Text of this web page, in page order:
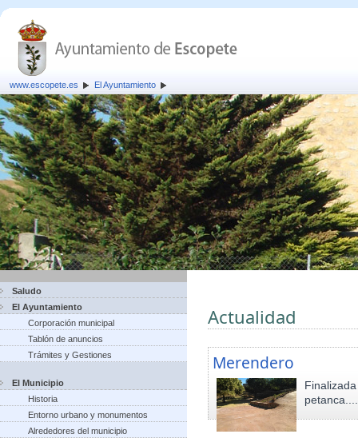
www.escopete.es El Ayuntamiento
Saludo
El Ayuntamiento
Corporación municipal
Tablón de anuncios
Trámites y Gestiones
El Municipio
Historia
Entorno urbano y monumentos
Alrededores del municipio
Actualidad
Merendero